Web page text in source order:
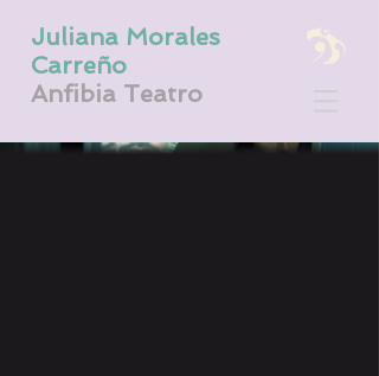
Juliana Morales
Carreño
Anfibia Teatro